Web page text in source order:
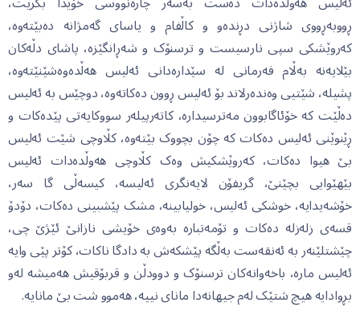
ڕووبەڕووی شاژنی دڕندەو و کاڵفام و یاسای گەمژانە دەبێتەوە،
کەروێشکی سپی نارسیست و ترسنۆک و شەڕانگێزە، پاشای دڵەکان
بێلایەنە بەڵام فەرمانی لە سێدارەدانی ئەلیس هەڵدەوەشێنێتەوە،
پشیلە، شێتیی وەندەرلاند بۆ ئەلیس ڕوون دەکاتەوە، دوچێس بە ئەلیس
دەڵێت کە خۆئاگابوون مەترسیدارە، کاتەرپیلەر سووکایەتی پێدەکات و
ڕێنوێنی ئەلیس دەکات کە چۆن بچووک بێتەوە، کڵاوچی شێت ئەلیس
بێ هیوا دەکات، کەروێشکیش وەک کڵاوچی هەوڵدەدات ئەلیس
بێهێوایی بچێنێ، گریفۆن لایەنگری ئەلیسە، کیسەڵی گا سەر،
خۆشەیدایە، خوشکی ئەلیس، خولیابینە، مشک پێشبینی دەکات، دۆدۆ
قسەی زلەزلە دەکات و تۆمەتبارە بەوەی خۆیشی نازانێ ئێژێ چی،
چێشتلێنەر بە ئەنقەست بەڵگە پێشکەش بە دادگا ناکات، کۆتر پێی وایە
ئەلیس مارە، باخەوانەکان ترسنۆک و دوودڵن و قربۆقیش هەمیشە لەو
بڕوادایە هیچ شتێک لەم جیهانەدا مانای نییە، هەموو شت بێ مانایە.